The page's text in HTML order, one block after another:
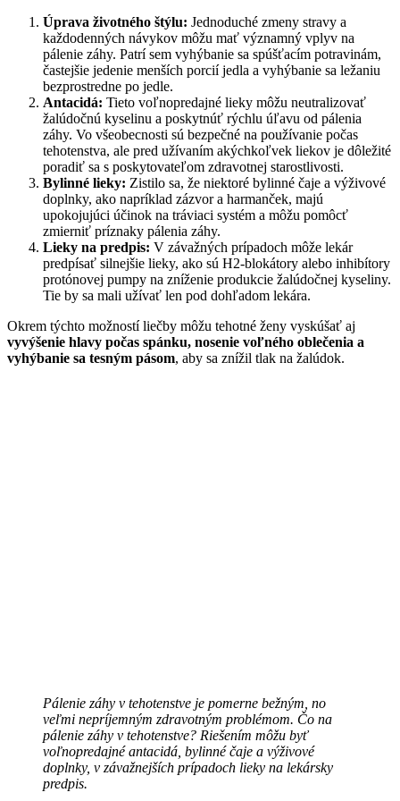
Úprava životného štýlu: Jednoduché zmeny stravy a
každodenných návykov môžu mať významný vplyv na
pálenie záhy. Patrí sem vyhýbanie sa spúšťacím potravinám,
častejšie jedenie menších porcií jedla a vyhýbanie sa ležaniu
bezprostredne po jedle.
Antacidá: Tieto voľnopredajné lieky môžu neutralizovať
žalúdočnú kyselinu a poskytnúť rýchlu úľavu od pálenia
záhy. Vo všeobecnosti sú bezpečné na používanie počas
tehotenstva, ale pred užívaním akýchkoľvek liekov je dôležité
poradiť sa s poskytovateľom zdravotnej starostlivosti.
Bylinné lieky: Zistilo sa, že niektoré bylinné čaje a výživové
doplnky, ako napríklad zázvor a harmanček, majú
upokojujúci účinok na tráviaci systém a môžu pomôcť
zmierniť príznaky pálenia záhy.
Lieky na predpis: V závažných prípadoch môže lekár
predpísať silnejšie lieky, ako sú H2-blokátory alebo inhibítory
protónovej pumpy na zníženie produkcie žalúdočnej kyseliny.
Tie by sa mali užívať len pod dohľadom lekára.
Okrem týchto možností liečby môžu tehotné ženy vyskúšať aj
vyvýšenie hlavy počas spánku, nosenie voľného oblečenia a
vyhýbanie sa tesným pásom, aby sa znížil tlak na žalúdok.
Pálenie záhy v tehotenstve je pomerne bežným, no
veľmi nepríjemným zdravotným problémom. Čo na
pálenie záhy v tehotenstve? Riešením môžu byť
voľnopredajné antacidá, bylinné čaje a výživové
doplnky, v závažnejších prípadoch lieky na lekársky
predpis.